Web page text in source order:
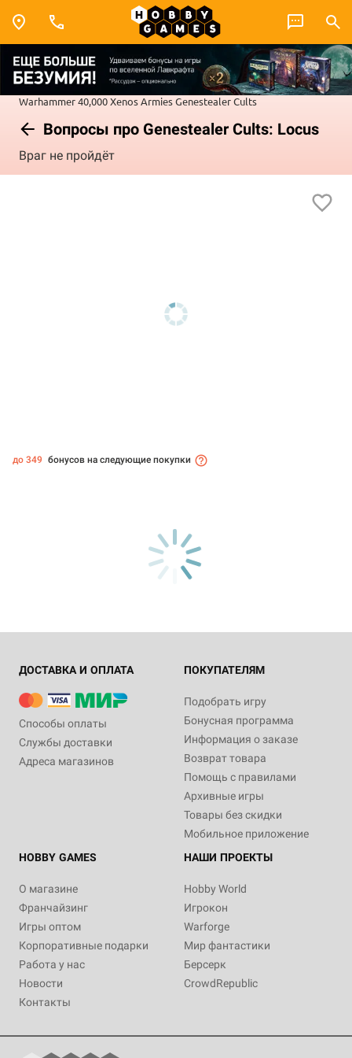
Warhammer 40,000Xenos ArmiesGenestealer Cults
Вопросы про Genestealer Cults: Locus
Враг не пройдёт
до 349 бонусов на следующие покупки
ДОСТАВКА И ОПЛАТА
Способы оплаты
Службы доставки
Адреса магазинов
ПОКУПАТЕЛЯМ
Подобрать игру
Бонусная программа
Информация о заказе
Возврат товара
Помощь с правилами
Архивные игры
Товары без скидки
Мобильное приложение
HOBBY GAMES
О магазине
Франчайзинг
Игры оптом
Корпоративные подарки
Работа у нас
Новости
Контакты
НАШИ ПРОЕКТЫ
Hobby World
Игрокон
Warforge
Мир фантастики
Берсерк
CrowdRepublic